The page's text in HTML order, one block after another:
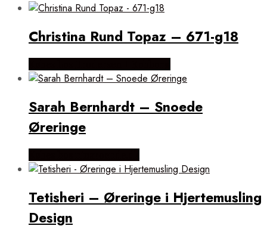
Christina Rund Topaz – 671-g18
Sarah Bernhardt – Snoede
Øreringe
Tetisheri – Øreringe i Hjertemusling
Design